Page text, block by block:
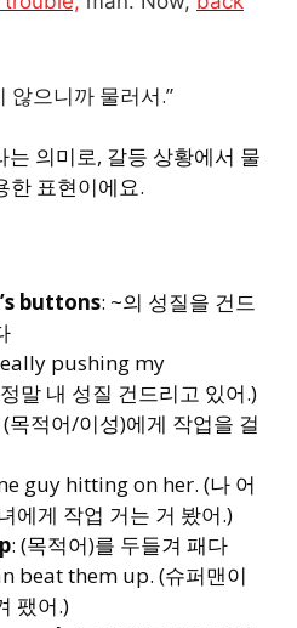
않으니까 물러서.”
는 의미로, 갈등 상황에서 물
한 표현이에요.
buttons: ~의 성질을 건드
pushing my
말 내 성질 건드리고 있어.)
(목적어/이성)에게 작업을 걸
guy hitting on her. (나 어
에게 작업 거는 거 봤어.)
: (목적어)를 두들겨 패다
beat them up. (슈퍼맨이
팼어.)